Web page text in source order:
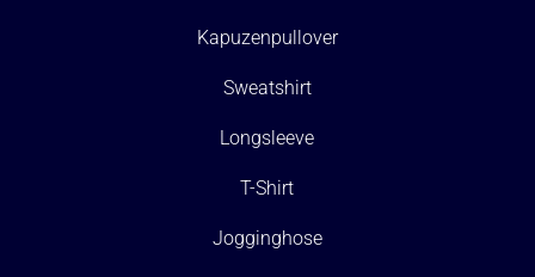
Kapuzenpullover
Sweatshirt
Longsleeve
T-Shirt
Jogginghose